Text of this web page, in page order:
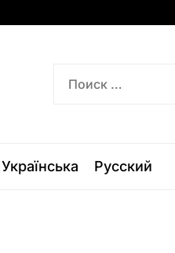
Українська Русский